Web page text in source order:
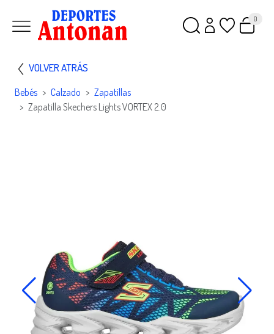
0
VOLVER ATRÁS
Bebés Calzado
Zapatillas
Zapatilla Skechers Lights VORTEX 2.0